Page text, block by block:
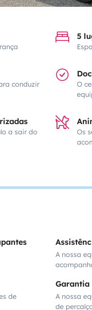
5
conduzir
O
a sair do
Os
A nossa
de
A nossa
de